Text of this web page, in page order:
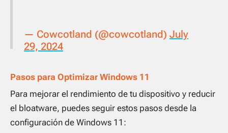
— Cowcotland (@cowcotland) July
29, 2024
Pasos para Optimizar Windows 11
Para mejorar el rendimiento de tu dispositivo y reducir
el bloatware, puedes seguir estos pasos desde la
configuración de Windows 11: